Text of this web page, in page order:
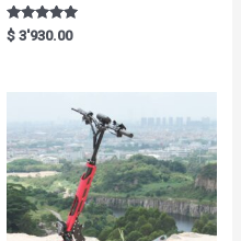
Rated
5.00
$ 3'930.00